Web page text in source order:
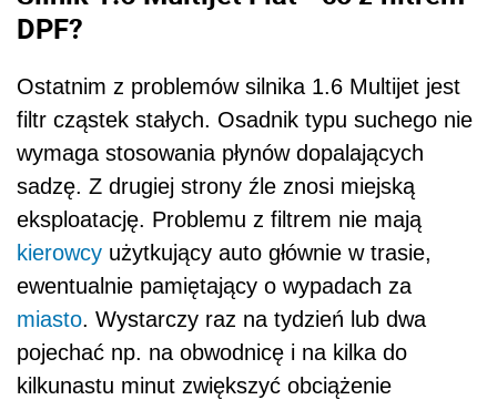
DPF?
Ostatnim z problemów silnika 1.6 Multijet jest
filtr cząstek stałych. Osadnik typu suchego nie
wymaga stosowania płynów dopalających
sadzę. Z drugiej strony źle znosi miejską
eksploatację. Problemu z filtrem nie mają
kierowcy użytkujący auto głównie w trasie,
ewentualnie pamiętający o wypadach za
miasto. Wystarczy raz na tydzień lub dwa
pojechać np. na obwodnicę i na kilka do
kilkunastu minut zwiększyć obciążenie